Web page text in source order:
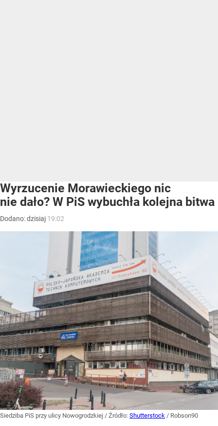
Wyrzucenie Morawieckiego nic
nie dało? W PiS wybuchła kolejna bitwa
Dodano:dzisiaj 19:02
Siedziba PiS przy ulicy Nowogrodzkiej / Źródło: Shutterstock / Robson90